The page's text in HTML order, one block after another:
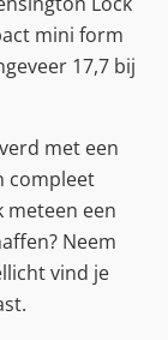
mini form
17,7 bij
met een
compleet
een
Neem
vind je